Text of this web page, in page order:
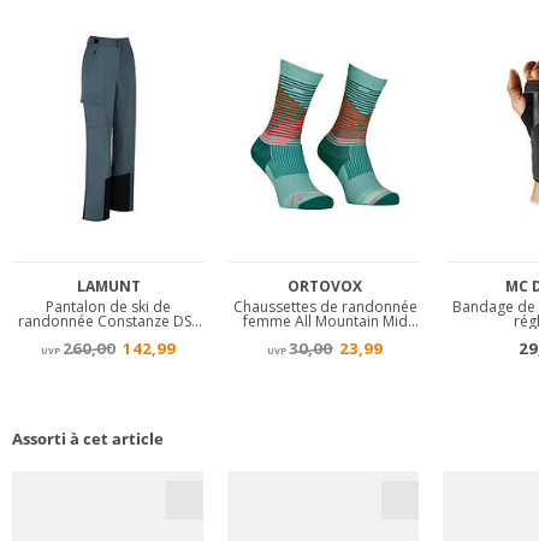
Assorti à cet article